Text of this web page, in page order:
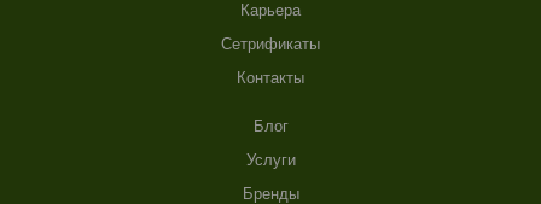
Карьера
Сетрификаты
Контакты
Блог
Услуги
Бренды